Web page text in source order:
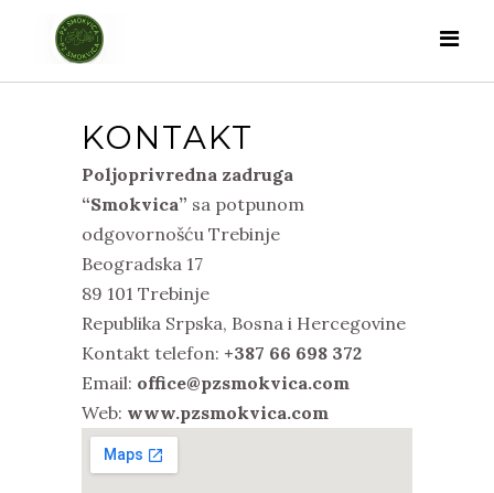
KONTAKT
Poljoprivredna zadruga
“Smokvica” sa potpunom
odgovornošću Trebinje
Beogradska 17
89 101 Trebinje
Republika Srpska, Bosna i Hercegovine
Kontakt telefon: +387 66 698 372
Email: office@pzsmokvica.com
Web: www.pzsmokvica.com